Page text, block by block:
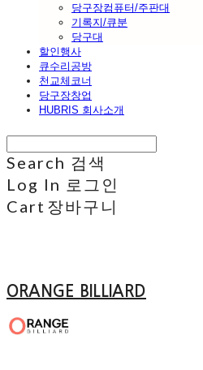
당구장컴퓨터/주판대
기록지/큐분
당구대
할인행사
큐수리공방
천교체코너
당구장창업
HUBRIS 회사소개
Search 검색
Log In 로그인
Cart 장바구니
ORANGE BILLIARD